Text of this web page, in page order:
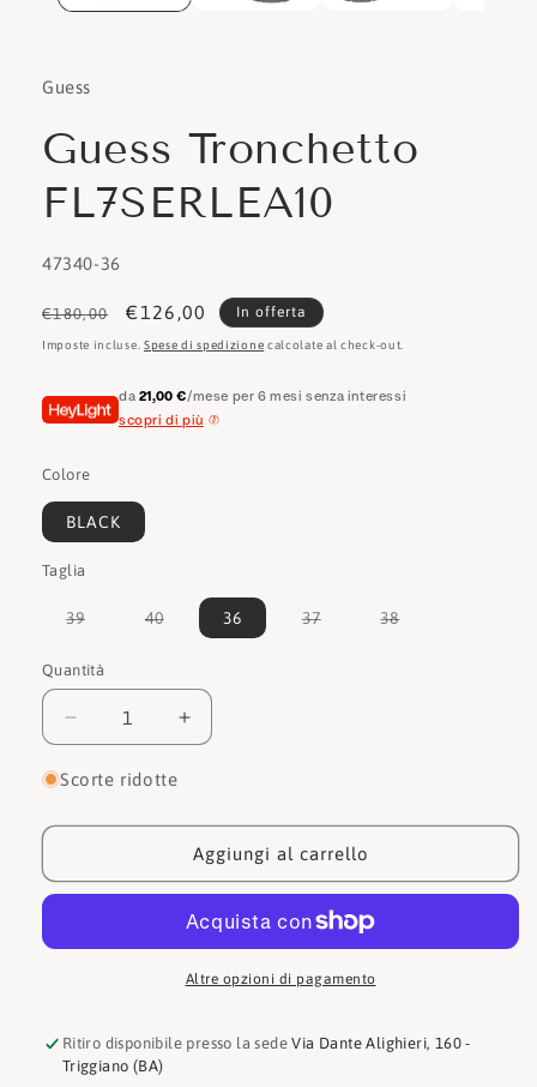
Guess
Guess Tronchetto
FL7SERLEA10
SKU:
47340-36
Prezzo
di
€180,00
Prezzo
scontato
€126,00 In offerta
Imposte incluse. Spese di spedizione calcolate al check-out.
da 21,00 €/mese per 6 mesi senza interessi
scopri di più
Colore
BLACK
Taglia
39Variante
non
disponibile
40Variante
esaurita
disponibile
36 37Variante
38Variante
Quantità
Quantità
Diminuisci
quantità
per
Tronchetto
FL7SERLEA10
Aumenta
quantità
Tronchetto
FL7SERLEA10
Scorte ridotte
Aggiungi al carrello
Altre opzioni di pagamento
Ritiro disponibile presso la sedeVia Dante Alighieri, 160 -
Triggiano (BA)